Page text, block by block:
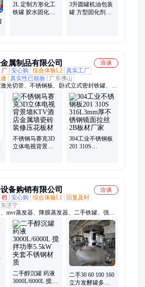
2L 定制方形化工
铁罐 胶水固化剂
3升圆罐机油包装
罐 方型固化剂铁
属制品有限公司
洽谈
厂 安心购 综合体验L2 真实工厂
真实性已核验
广东佛山
光切管、不锈钢板、卧式立式密封铁罐、彩
乱纹、拉丝定制、装饰压花、蚀刻压花、化
纹板、木纹板、喷淋塔、线性水沟、铝板折
木纹、红杉木纹、褐色拉丝、不锈钢管、化
、青古铜拉丝、不锈钢木纹
不锈钢马赛克3D
立体电视背景墙
304工业不锈钢板
201 310S
备购销有限公司
洽谈
档 安心购 综合体验L1
回复及时
济宁
mvr蒸发器、降膜蒸发器、二手铁罐、强制
离心机、刮刀离心机、衬塑离心机、管式离心
列管冷凝器、石墨冷凝器、搪瓷冷凝器、不锈
应釜、搪瓷反应釜、二维混合机、双螺旋锥形
机、螺带混合机、二手干燥机、闪蒸干燥机、
干燥机、不锈钢储罐
二手醇沉罐 药液
3000L/6000L 搅拌
二手30 60 100 160
立方发酵罐多台